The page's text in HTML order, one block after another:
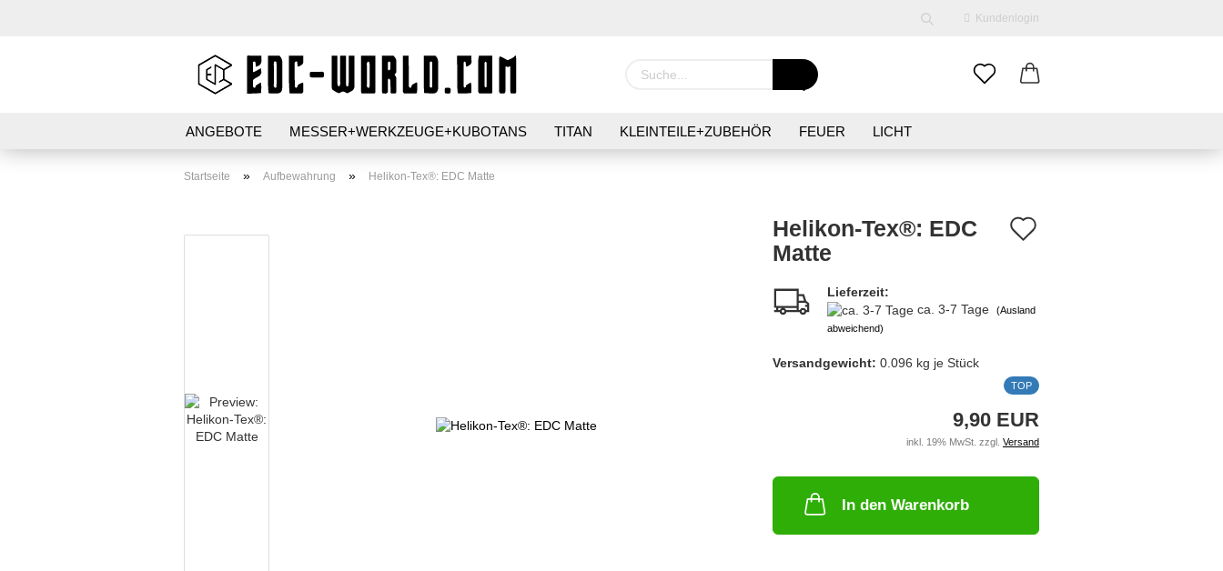
Kundenlogin
Passwort vergessen?
ANGEBOTE MESSER+WERKZEUGE+KUBOTANS
Marken
Kubotan mit
Hartmetallglasbrecher
TITAN KLEINTEILE+ZUBEHÖR FEUER LICHT
Startseite » Aufbewahrung » Helikon-Tex®: EDC Matte
Helikon-Tex®: EDC
Matte
Lieferzeit:
ca. 3-7 Tage
(Ausland
abweichend)
Versandgewicht: 0.096 kg je Stück
TOP
9,90 EUR
inkl. 19% MwSt. zzgl. Versand
In den Warenkorb